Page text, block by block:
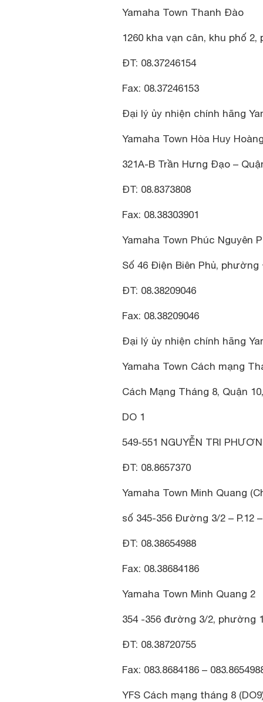
Yamaha Town Thanh Đào
1260 kha vạn cân, khu phố
ĐT: 08.37246154
Fax: 08.37246153
Đại lý ủy nhiện chính hãng
Yamaha Town Hòa Huy
321A-B Trần Hưng Đạo –
ĐT: 08.8373808
Fax: 08.38303901
Yamaha Town Phúc Nguyên
Số 46 Điện Biên Phủ,
ĐT: 08.38209046
Fax: 08.38209046
Đại lý ủy nhiện chính hãng
Yamaha Town Cách mạng
Cách Mạng Tháng 8, Quận
DO 1
549-551 NGUYỄN TRI
ĐT: 08.8657370
Yamaha Town Minh Quang
số 345-356 Đường 3/2 – P.12
ĐT: 08.38654988
Fax: 08.38684186
Yamaha Town Minh Quang 2
354 -356 đường 3/2, phường
ĐT: 08.38720755
Fax: 083.8684186 –
YFS Cách mạng tháng 8